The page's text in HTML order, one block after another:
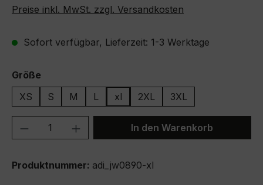
Preise inkl. MwSt. zzgl. Versandkosten
Sofort verfügbar, Lieferzeit: 1-3 Werktage
Größeauswählen
XS
S M L xl 2XL 3XL
Produkt Anzahl: Gib denIn den Warenkorb
Produktnummer: adi_jw0890-xl